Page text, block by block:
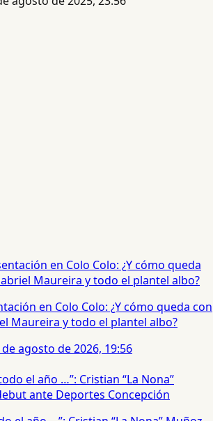
en Colo Colo: ¿Y cómo queda con
Maureira y todo el plantel albo?
de agosto de 2026, 19:56